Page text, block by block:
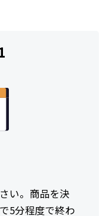
い。商品を決
5分程度で終わ